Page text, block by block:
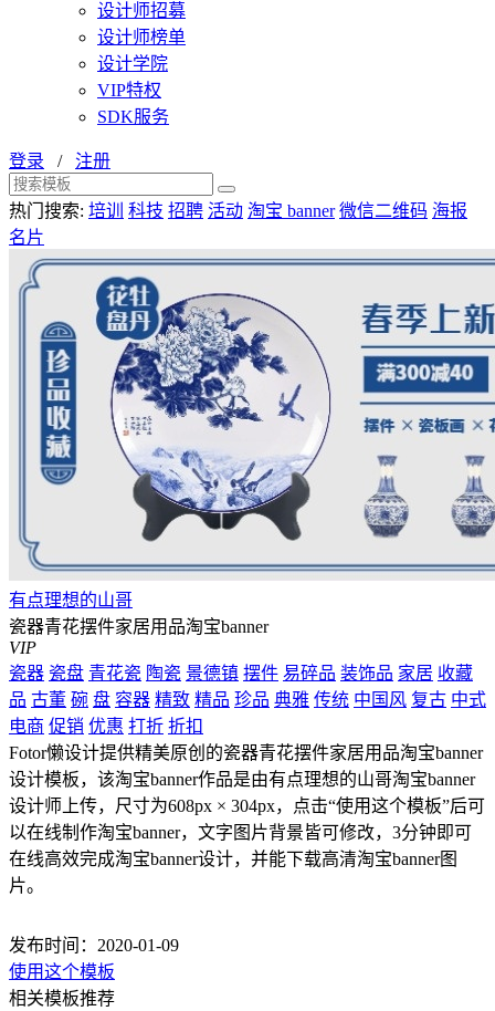
设计师招募
设计师榜单
设计学院
VIP特权
SDK服务
登录 / 注册
热门搜索: 培训 科技 招聘 活动 淘宝 banner 微信二维码 海报
名片
有点理想的山哥
瓷器青花摆件家居用品淘宝banner
VIP
瓷器 瓷盘 青花瓷 陶瓷 景德镇 摆件 易碎品 装饰品 家居 收藏
品 古董 碗 盘 容器 精致 精品 珍品 典雅 传统 中国风 复古 中式
电商 促销 优惠 打折 折扣
Fotor懒设计提供精美原创的瓷器青花摆件家居用品淘宝banner
设计模板，该淘宝banner作品是由有点理想的山哥淘宝banner
设计师上传，尺寸为608px × 304px，点击“使用这个模板”后可
以在线制作淘宝banner，文字图片背景皆可修改，3分钟即可
在线高效完成淘宝banner设计，并能下载高清淘宝banner图
片。
发布时间：2020-01-09
使用这个模板
相关模板推荐